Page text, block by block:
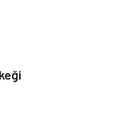
Kaçırmayın